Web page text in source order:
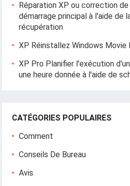
Réparation XP ou correction
démarrage principal à l'aide de
récupération
XP Réinstallez Windows Movie
XP Pro Planifier l'exécution
une heure donnée à l'aide de
CATÉGORIES POPULAIRES
Comment
Conseils De Bureau
Avis